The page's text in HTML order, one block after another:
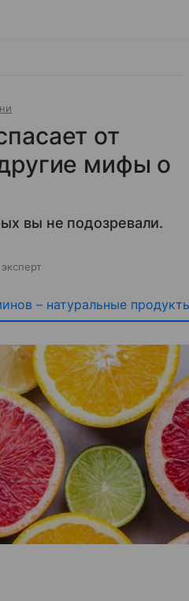
от
мифы о
вы не подозревали.
– натуральные